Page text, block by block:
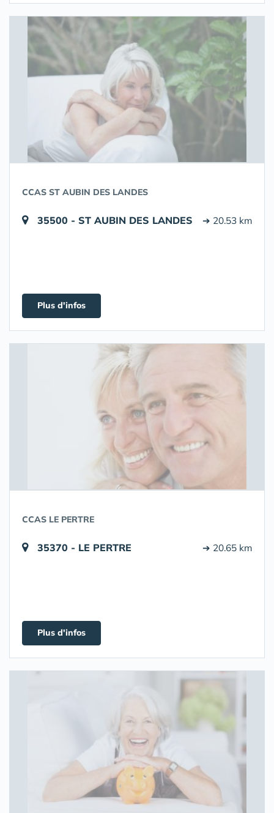
CCAS ST AUBIN DES LANDES
35500 - ST AUBIN DES LANDES ➔ 20.53 km
Plus d'infos
CCAS LE PERTRE
35370 - LE PERTRE ➔ 20.65 km
Plus d'infos